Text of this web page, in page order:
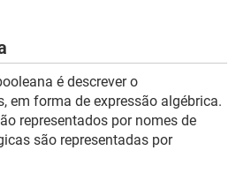
é descrever o
em forma de expressão algébrica.
representados por nomes de
são representadas por